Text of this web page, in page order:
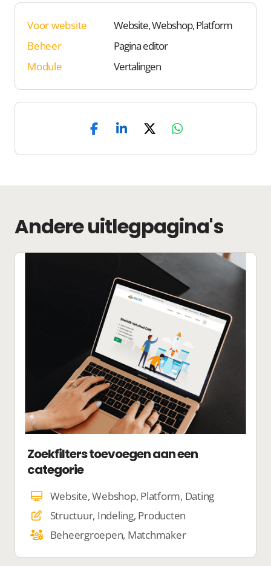
Voor website
Website, Webshop, Platform
Beheer
Pagina editor
Module
Vertalingen
Andere uitlegpagina's
Zoekfilters toevoegen aan een
categorie
Website, Webshop, Platform, Dating
Structuur, Indeling, Producten
Beheergroepen, Matchmaker